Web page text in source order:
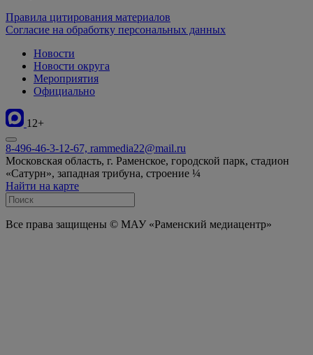
Правила цитирования материалов
Согласие на обработку персональных данных
Новости
Новости округа
Мероприятия
Официально
12+
8-496-46-3-12-67, rammedia22@mail.ru
Московская область, г. Раменское, городской парк, стадион
«Сатурн», западная трибуна, строение ¼
Найти на карте
Все права защищены © МАУ «Раменский медиацентр»